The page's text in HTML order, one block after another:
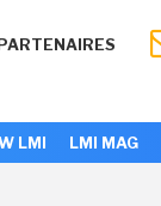
LMI LMI MAG